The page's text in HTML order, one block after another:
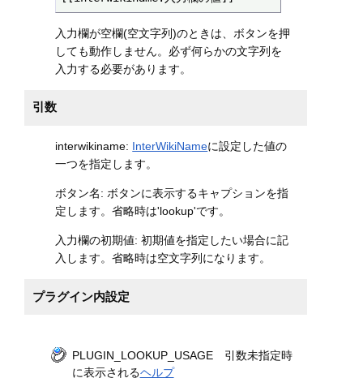
入力欄が空欄(空文字列)のときは、ボタンを押
しても動作しません。必ず何らかの文字列を
入力する必要があります。
引数
interwikiname: InterWikiNameに設定した値の
一つを指定します。
ボタン名: ボタンに表示するキャプションを指
定します。省略時は'lookup'です。
入力欄の初期値: 初期値を指定したい場合に記
入します。省略時は空文字列になります。
プラグイン内設定
PLUGIN_LOOKUP_USAGE 引数未指定時
に表示されるヘルプ